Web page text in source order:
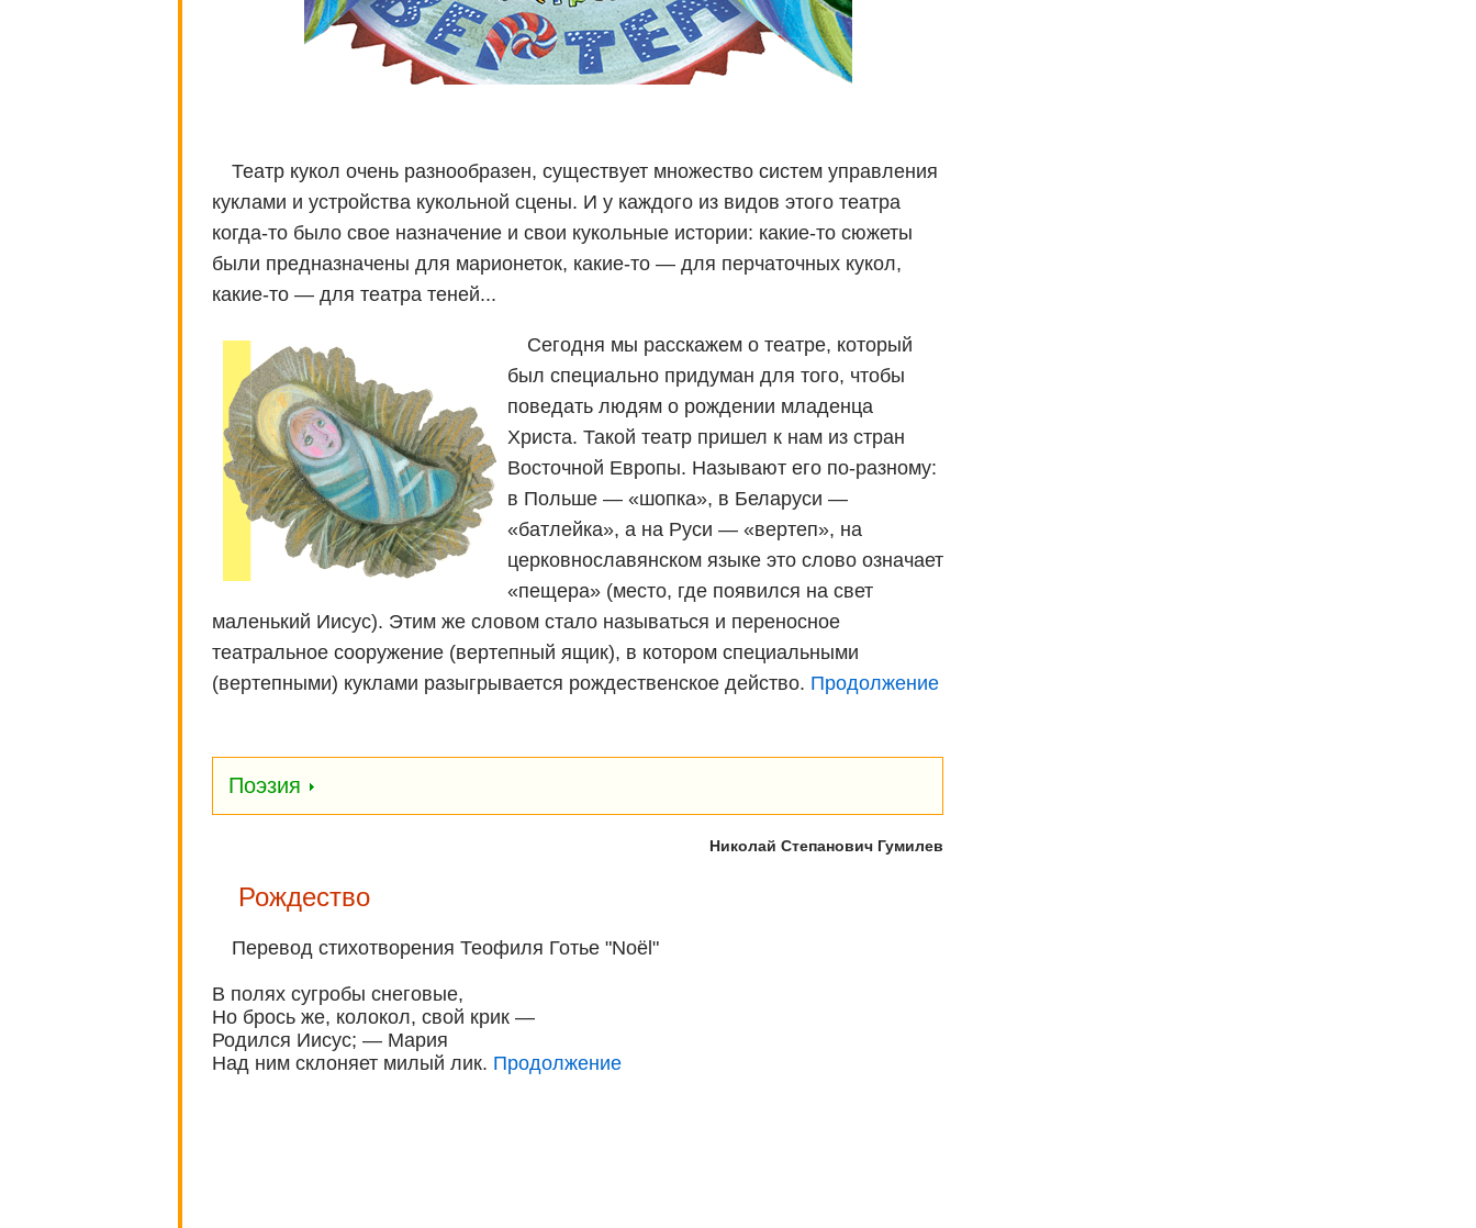
Театр кукол очень разнообразен, существует множество систем управления
куклами и устройства кукольной сцены. И у каждого из видов этого театра
когда-то было свое назначение и свои кукольные истории: какие-то сюжеты
были предназначены для марионеток, какие-то — для перчаточных кукол,
какие-то — для театра теней...
Сегодня мы расскажем о театре, который
был специально придуман для того, чтобы
поведать людям о рождении младенца
Христа. Такой театр пришел к нам из стран
Восточной Европы. Называют его по-разному:
в Польше — «шопка», в Беларуси —
«батлейка», а на Руси — «вертеп», на
церковнославянском языке это слово означает
«пещера» (место, где появился на свет
маленький Иисус). Этим же словом стало называться и переносное
театральное сооружение (вертепный ящик), в котором специальными
(вертепными) куклами разыгрывается рождественское действо. Продолжение
Поэзия
Николай Степанович Гумилев
Рождество
Перевод стихотворения Теофиля Готье "Noël"
В полях сугробы снеговые,
Но брось же, колокол, свой крик —
Родился Иисус; — Мария
Над ним склоняет милый лик. Продолжение